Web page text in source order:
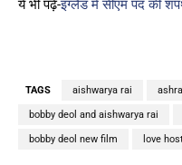
ये भी पढ़ें-इंग्लैंड में सीएम पद की
TAGS aishwarya rai
bobby deol and aishwarya rai
bobby deol new film love